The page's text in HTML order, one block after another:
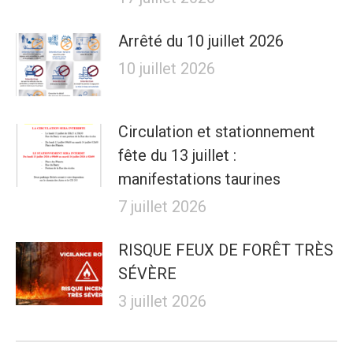
Arrêté du 10 juillet 2026
10 juillet 2026
Circulation et stationnement
fête du 13 juillet :
manifestations taurines
7 juillet 2026
RISQUE FEUX DE FORÊT TRÈS
SÉVÈRE
3 juillet 2026